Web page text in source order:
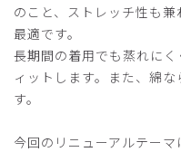
のこと、ストレッチ性も
最適です。
長期間の着用でも蒸れに
ィットします。また、綿
す。
今回のリニューアルテー